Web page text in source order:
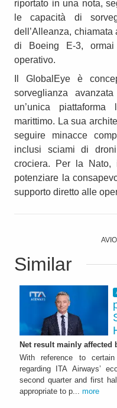
riportato in una nota,
le capacità di
dell’Alleanza,
di Boeing E-3,
operativo.
Il GlobalEye è
sorveglianza
un’unica piattaforma
marittimo. La sua
seguire minacce
inclusi sciami di
crociera. Per la Nato,
potenziare la
supporto diretto alle
Similar
Net result mainly affected
With reference to
regarding ITA Airways’
second quarter and first
appropriate to p... more